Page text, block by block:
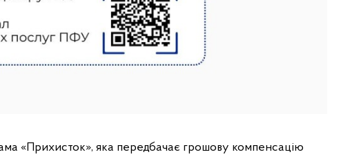
«Прихисток», яка передбачає грошову компенсацію